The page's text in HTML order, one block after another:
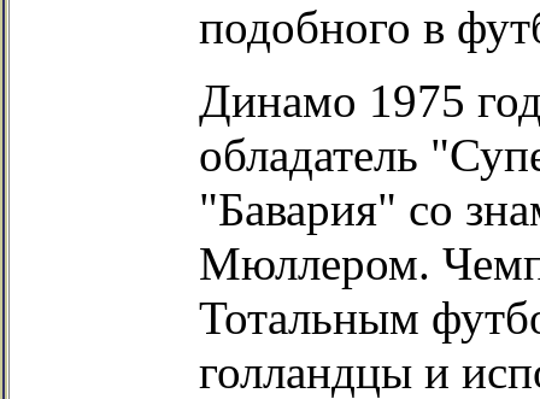
подобного в
Динамо 1975
обладатель
"Бавария" со
Мюллером.
Тотальным
голландцы и